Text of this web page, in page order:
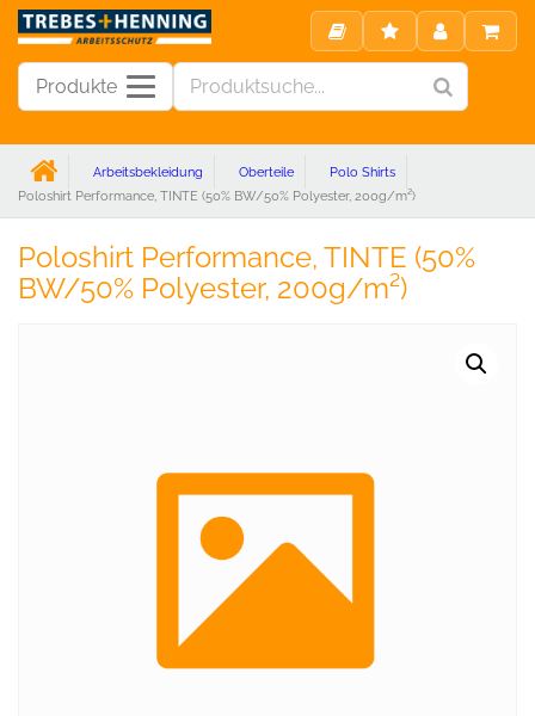
Produkte
Arbeitsbekleidung Oberteile
Polo Shirts
Poloshirt Performance, TINTE (50% BW/50% Polyester, 200g/m²)
Poloshirt Performance, TINTE (50%
BW/50% Polyester, 200g/m²)